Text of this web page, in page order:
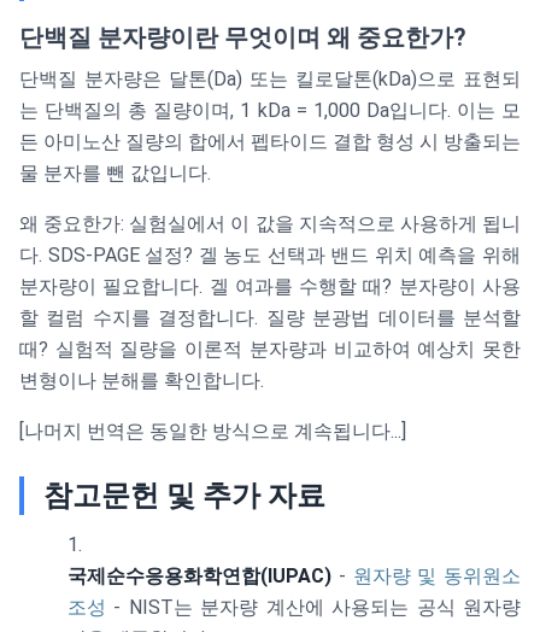
단백질 분자량이란 무엇이며 왜 중요한가?
단백질 분자량은 달톤(Da) 또는 킬로달톤(kDa)으로 표현되
는 단백질의 총 질량이며, 1 kDa = 1,000 Da입니다. 이는 모
든 아미노산 질량의 합에서 펩타이드 결합 형성 시 방출되는
물 분자를 뺀 값입니다.
왜 중요한가: 실험실에서 이 값을 지속적으로 사용하게 됩니
다. SDS-PAGE 설정? 겔 농도 선택과 밴드 위치 예측을 위해
분자량이 필요합니다. 겔 여과를 수행할 때? 분자량이 사용
할 컬럼 수지를 결정합니다. 질량 분광법 데이터를 분석할
때? 실험적 질량을 이론적 분자량과 비교하여 예상치 못한
변형이나 분해를 확인합니다.
[나머지 번역은 동일한 방식으로 계속됩니다...]
참고문헌 및 추가 자료
국제순수응용화학연합(IUPAC) - 원자량 및 동위원소
조성 - NIST는 분자량 계산에 사용되는 공식 원자량